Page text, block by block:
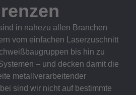
in nahezu allen Branchen
vom einfachen Laserzuschnitt
bis hin zu
– und decken damit die
metallverarbeitender
sind wir nicht auf bestimmte